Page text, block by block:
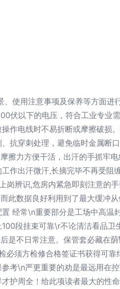
使用注意事项及保养等方面进
伏以下的电压，符合工业专业需
作电线时不易折断或摩擦破损
抗穿刺处理，避免临时金属断
擦力方便干活，出汗的手抓牢
作出汗微汗,长摘完毕不再受阻
岗辨识,危房内紧急即刻注意的
此数据良好利用到了最大缓冲从
经常\n重要部分是工场中高温
段挂束可靠\r不论清洁看品卫
是不日常注意。保管套必藏在荫
必须方检修合格签证书获得可靠
考\n严更重要的劝是最远用在
护周全！给此项读者最大的性